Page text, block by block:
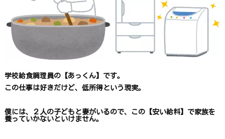
学校給食調理員の【あっくん】です。
この仕事は好きだけど、 低所得という現実。
僕には、２人の子どもと妻がいるので、 この【安い給料】で家族を
養っていかないといけません。